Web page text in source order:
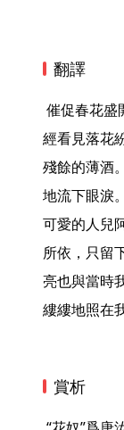
翻譯
經看見落花
殘餘的薄酒
地流下眼淚。
可愛的人兒
所依，只留
亮也與當時
縷縷地照在
賞析